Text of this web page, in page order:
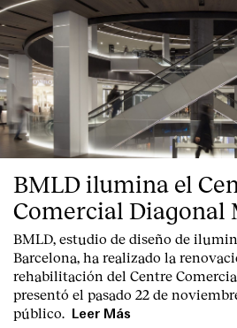
BMLD ilumina el
Comercial Diagonal
BMLD, estudio de diseño de
Barcelona, ha realizado la
rehabilitación del Centre
presentó el pasado 22 de
público.
Leer Más